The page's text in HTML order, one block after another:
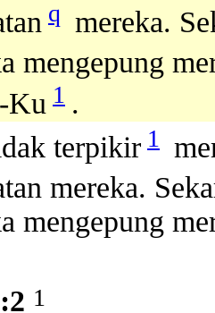
q mereka.
mengepung
Ku 1 .
terpikir 1
mereka.
mengepung
1